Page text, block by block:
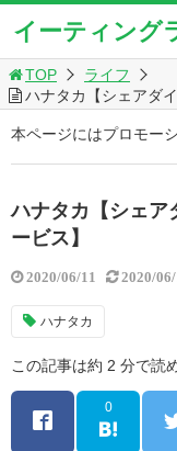
イーティング
TOP
ライフ
ハナタカ【シェアダ
本ページにはプロモー
ハナタカ【シェア
ービス】
2020/06/11 2020/06/
ハナタカ
この記事は約 2 分で読
0